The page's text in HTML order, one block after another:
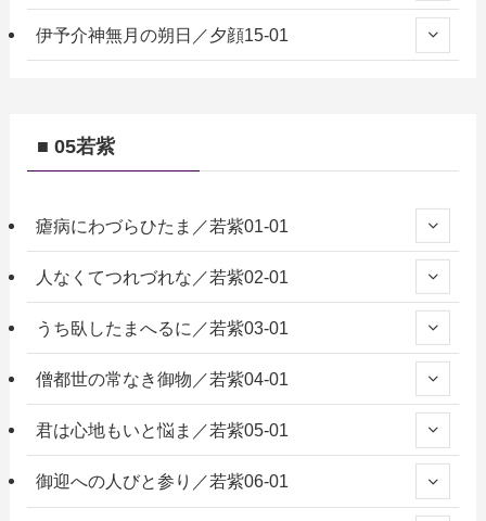
伊予介神無月の朔日／夕顔15-01
■ 05若紫
瘧病にわづらひたま／若紫01-01
人なくてつれづれな／若紫02-01
うち臥したまへるに／若紫03-01
僧都世の常なき御物／若紫04-01
君は心地もいと悩ま／若紫05-01
御迎への人びと参り／若紫06-01